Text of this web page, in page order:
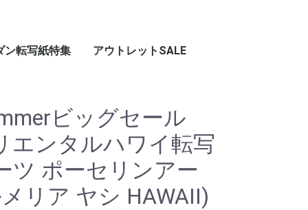
ン転写紙特集 アウトレットSALE
ビッグセール
エンタルハワイ転写
ツ ポーセリンアー
リア ヤシ HAWAII)